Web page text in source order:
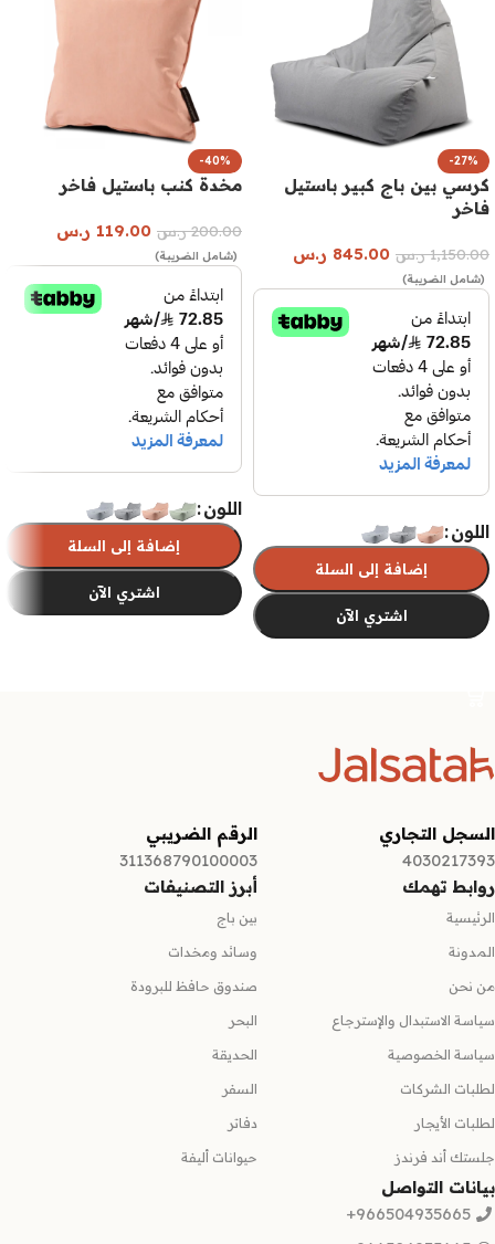
-27%
كرسي بين باج كبير باستيل
فاخر
1,150.00 ر.س 845.00 ر.س
(شامل الضريبة)
اللون
إضافة إلى السلة
اشتري الآن
-40%
مخدة كنب باستيل فاخر
200.00 ر.س 119.00 ر.س
(شامل الضريبة)
اللون
إضافة إلى السلة
اشتري الآن
السجل التجاري
4030217393
الرقم الضريبي
311368790100003
روابط تهمك
الرئيسية
المدونة
من نحن
سياسة الاستبدال والإسترجاع
سياسة الخصوصية
لطلبات الشركات
لطلبات الأيجار
جلستك أند فرندز
أبرز التصنيفات
بين باج
وسائد ومخدات
صندوق حافظ للبرودة
البحر
الحديقة
السفر
دفاتر
حيوانات أليفة
بيانات التواصل
966504935665+